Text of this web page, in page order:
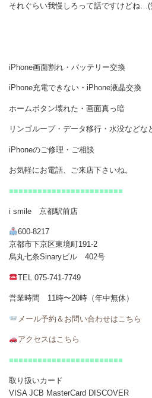
それぐらい我慢しろって話ですけどね…(
iPhone画面割れ・バッテリー交換
iPhone充電できない・iPhone液晶交換
ホームボタン壊れた・画面真っ暗
リンゴループ・データ移行・水没などな
iPhoneのご修理・ご相談
お気軽にお電話、ご来店下さいね。
■■■■■■■■■■■■■■■■■■■■■■■■
i smile 京都駅前店
600-8217
京都市下京区東境町191-2
烏丸七条Sinaryビル 402号
TEL 075-741-7749
営業時間 11時〜20時（年中無休）
メール予約＆お問い合わせはこちら
アクセスはこちら
■■■■■■■■■■■■■■■■■■■■■■■■
取り扱いカード
VISA JCB MasterCard DISCOVER